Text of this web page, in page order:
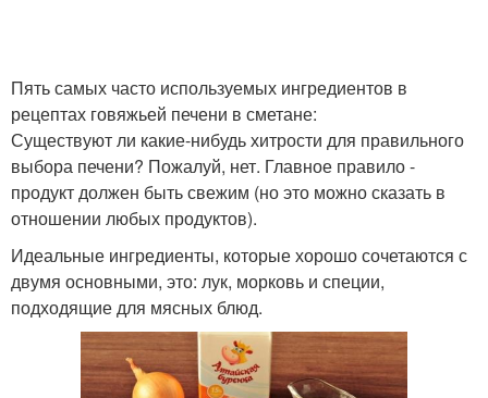
Пять самых часто используемых ингредиентов в
рецептах говяжьей печени в сметане:
Существуют ли какие-нибудь хитрости для правильного
выбора печени? Пожалуй, нет. Главное правило -
продукт должен быть свежим (но это можно сказать в
отношении любых продуктов).
Идеальные ингредиенты, которые хорошо сочетаются с
двумя основными, это: лук, морковь и специи,
подходящие для мясных блюд.